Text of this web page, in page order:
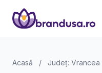
Acasă / Județ: Vrancea